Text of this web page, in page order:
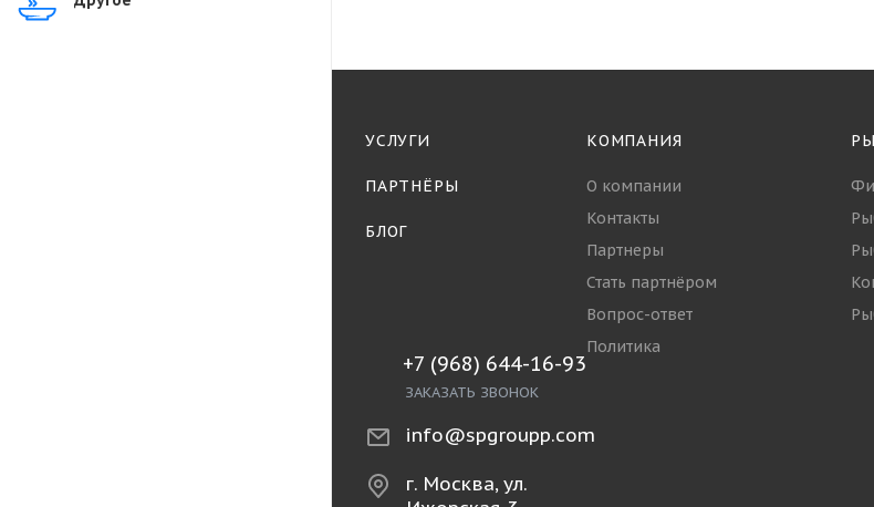
УСЛУГИ
ПАРТНЁРЫ
БЛОГ
КОМПАНИЯ
О компании
Контакты
Партнеры
Стать партнёром
Вопрос-ответ
Политика
+7 (968) 644-16-93
ЗАКАЗАТЬ ЗВОНОК
info@spgroupp.com
г. Москва, ул.